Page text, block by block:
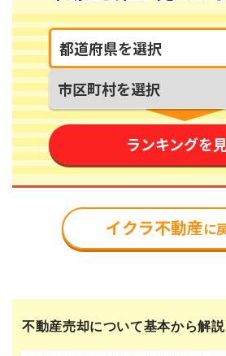
不動産売却について基本から解説